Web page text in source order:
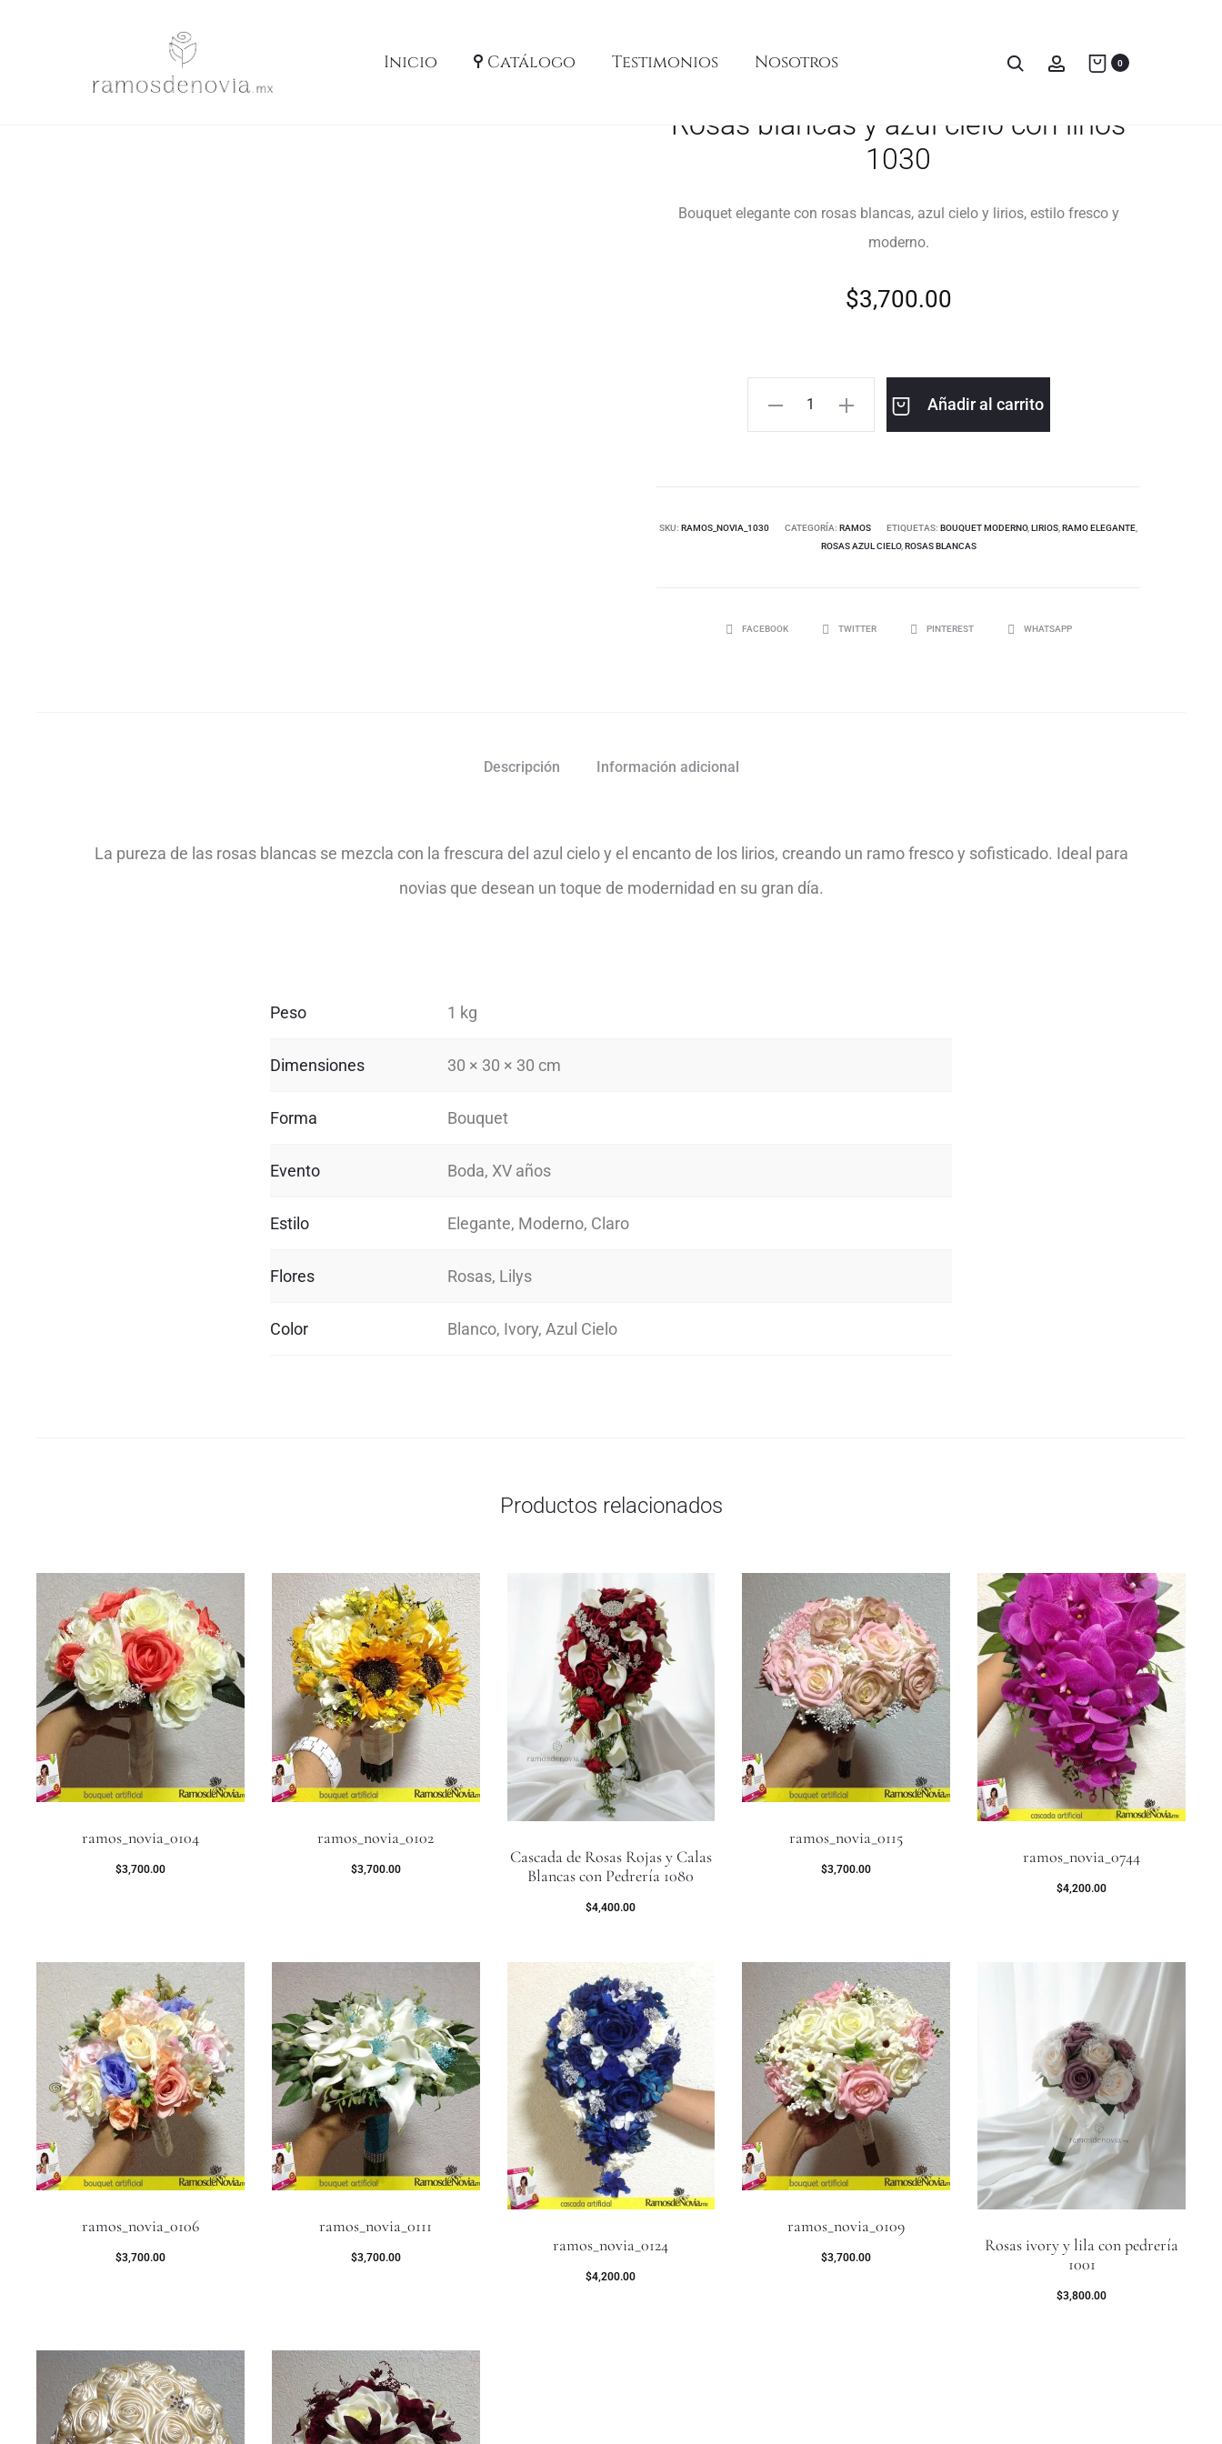
Inicio Catálogo Testimonios Nosotros 0
Rosas blancas y azul cielo con lirios 1030
Rosas blancas y azul cielo con lirios
1030
Bouquet elegante con rosas blancas, azul cielo y lirios, estilo fresco y
moderno.
$3,700.00
Añadir al carrito
SKU: RAMOS_NOVIA_1030 CATEGORÍA: RAMOS ETIQUETAS: BOUQUET MODERNO, LIRIOS RAMO ELEGANTE
ROSAS AZUL CIELO, ROSAS BLANCAS
FACEBOOK TWITTER PINTEREST WHATSAPP
Descripción Información adicional
La pureza de las rosas blancas se mezcla con la frescura del azul cielo y el encanto de los lirios, creando un ramo fresco y sofisticado. Ideal para
novias que desean un toque de modernidad en su gran día.
Peso 1 kg
Dimensiones 30 × 30 × 30 cm
Forma Bouquet
Evento Boda, XV años
Estilo Elegante, Moderno, Claro
Flores Rosas, Lilys
Color Blanco, Ivory, Azul Cielo
Productos relacionados
ramos_novia_0104
$3,700.00
ramos_novia_0102
$3,700.00
Cascada de Rosas Rojas y Calas
Blancas con Pedrería 1080
$4,400.00
ramos_novia_0115
$3,700.00
ramos_novia_0744
$4,200.00
ramos_novia_0106
$3,700.00
ramos_novia_0111
$3,700.00
ramos_novia_0124
$4,200.00
ramos_novia_0109
$3,700.00
Rosas ivory y lila con pedrería
1001
$3,800.00